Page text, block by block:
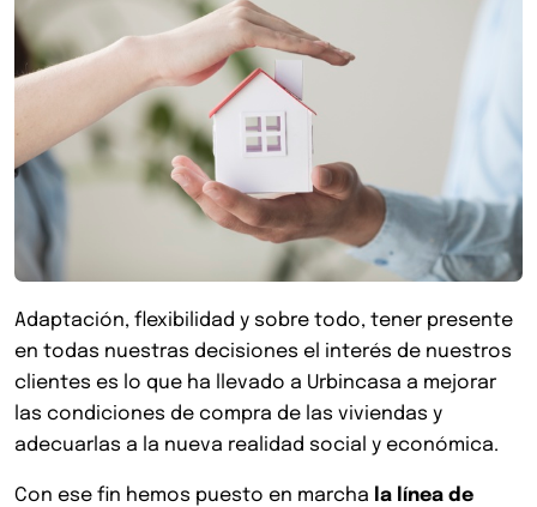
Adaptación, flexibilidad y sobre todo, tener presente
en todas nuestras decisiones el interés de nuestros
clientes es lo que ha llevado a Urbincasa a mejorar
las condiciones de compra de las viviendas y
adecuarlas a la nueva realidad social y económica.
Con ese fin hemos puesto en marcha la línea de